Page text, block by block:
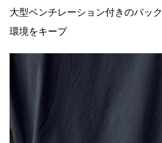
大型ベンチレーション付きのバッ
環境をキープ